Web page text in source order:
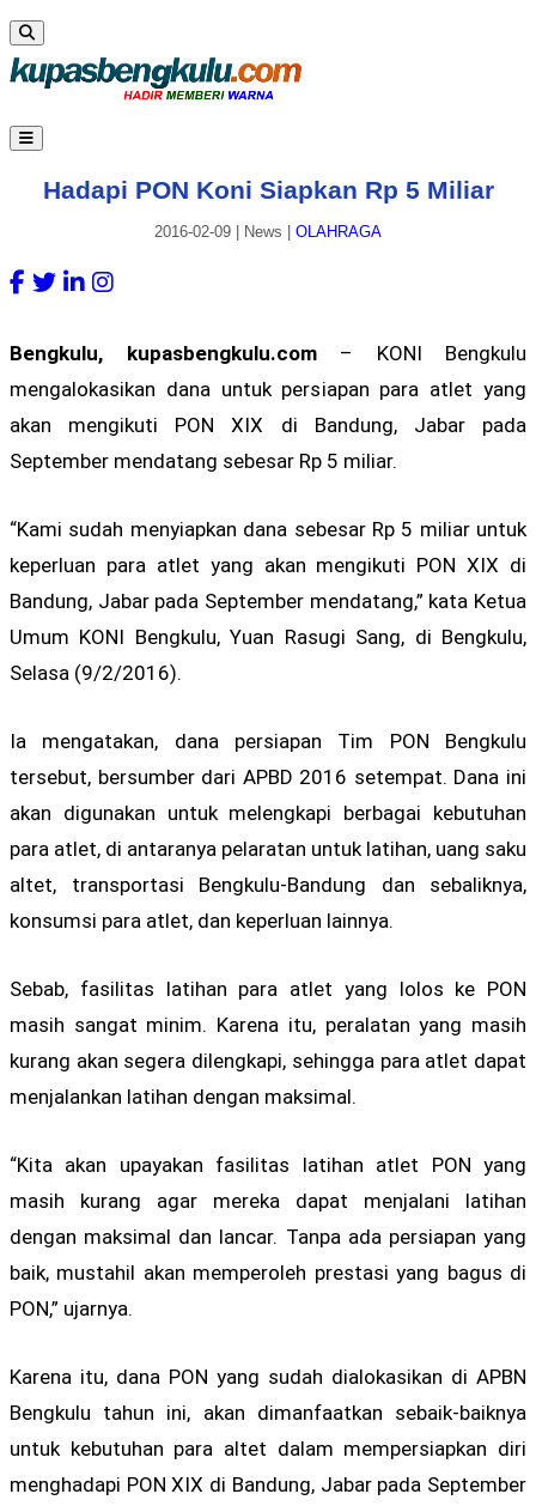
Hadapi PON Koni Siapkan Rp 5 Miliar
2016-02-09 News OLAHRAGA
Bengkulu, kupasbengkulu.com– KONI Bengkulu
mengalokasikan dana untuk persiapan para atlet yang
akan mengikuti PON XIX di Bandung, Jabar pada
September mendatang sebesar Rp 5 miliar.
“Kami sudah menyiapkan dana sebesar Rp 5 miliar untuk
keperluan para atlet yang akan mengikuti PON XIX di
Bandung, Jabar pada September mendatang,” kata Ketua
Umum KONI Bengkulu, Yuan Rasugi Sang, di Bengkulu,
Selasa (9/2/2016).
Ia mengatakan, dana persiapan Tim PON Bengkulu
tersebut, bersumber dari APBD 2016 setempat. Dana ini
akan digunakan untuk melengkapi berbagai kebutuhan
para atlet, di antaranya pelaratan untuk latihan, uang saku
altet, transportasi Bengkulu-Bandung dan sebaliknya,
konsumsi para atlet, dan keperluan lainnya.
Sebab, fasilitas latihan para atlet yang lolos ke PON
masih sangat minim. Karena itu, peralatan yang masih
kurang akan segera dilengkapi, sehingga para atlet dapat
menjalankan latihan dengan maksimal.
“Kita akan upayakan fasilitas latihan atlet PON yang
masih kurang agar mereka dapat menjalani latihan
dengan maksimal dan lancar. Tanpa ada persiapan yang
baik, mustahil akan memperoleh prestasi yang bagus di
PON,” ujarnya.
Karena itu, dana PON yang sudah dialokasikan di APBN
Bengkulu tahun ini, akan dimanfaatkan sebaik-baiknya
untuk kebutuhan para altet dalam mempersiapkan diri
menghadapi PON XIX di Bandung, Jabar pada September